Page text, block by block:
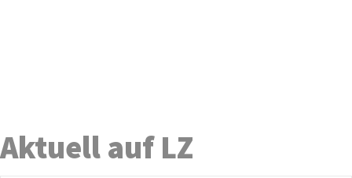
Aktuell auf LZ